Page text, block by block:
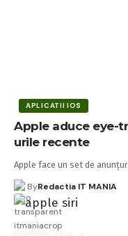
APLICATII IOS
Apple aduce eye-
urile recente
Apple face un set de
ByRedactia IT MANIA